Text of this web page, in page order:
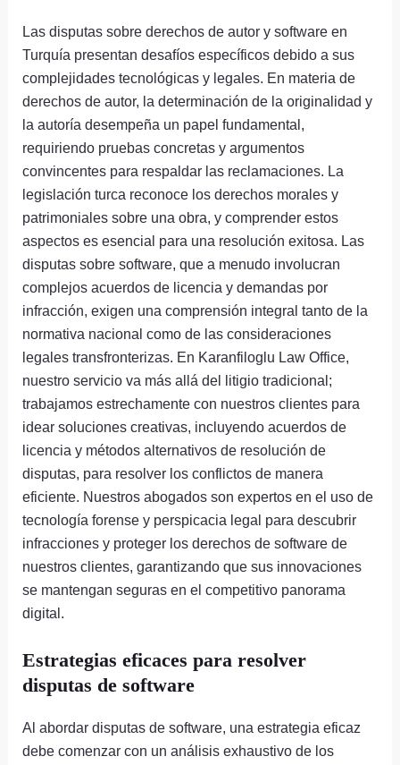
Las disputas sobre derechos de autor y software en
Turquía presentan desafíos específicos debido a sus
complejidades tecnológicas y legales. En materia de
derechos de autor, la determinación de la originalidad y
la autoría desempeña un papel fundamental,
requiriendo pruebas concretas y argumentos
convincentes para respaldar las reclamaciones. La
legislación turca reconoce los derechos morales y
patrimoniales sobre una obra, y comprender estos
aspectos es esencial para una resolución exitosa. Las
disputas sobre software, que a menudo involucran
complejos acuerdos de licencia y demandas por
infracción, exigen una comprensión integral tanto de la
normativa nacional como de las consideraciones
legales transfronterizas. En Karanfiloglu Law Office,
nuestro servicio va más allá del litigio tradicional;
trabajamos estrechamente con nuestros clientes para
idear soluciones creativas, incluyendo acuerdos de
licencia y métodos alternativos de resolución de
disputas, para resolver los conflictos de manera
eficiente. Nuestros abogados son expertos en el uso de
tecnología forense y perspicacia legal para descubrir
infracciones y proteger los derechos de software de
nuestros clientes, garantizando que sus innovaciones
se mantengan seguras en el competitivo panorama
digital.
Estrategias eficaces para resolver
disputas de software
Al abordar disputas de software, una estrategia eficaz
debe comenzar con un análisis exhaustivo de los